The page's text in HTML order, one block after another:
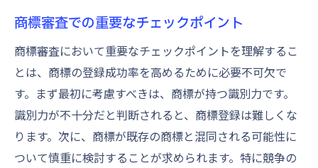
商標審査での重要なチェックポイント
商標審査において重要なチェックポイントを理解するこ
とは、商標の登録成功率を高めるために必要不可欠で
す。まず最初に考慮すべきは、商標が持つ識別力です。
識別力が不十分だと判断されると、商標登録は難しくな
ります。次に、商標が既存の商標と混同される可能性に
ついて慎重に検討することが求められます。特に競争の